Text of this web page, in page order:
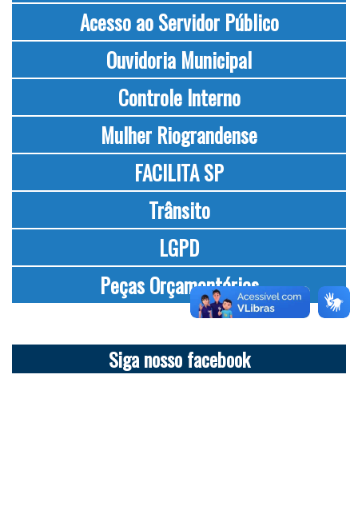
Acesso ao Servidor Público
Ouvidoria Municipal
Controle Interno
Mulher Riograndense
FACILITA SP
Trânsito
LGPD
Peças Orçamentárias
Siga nosso facebook